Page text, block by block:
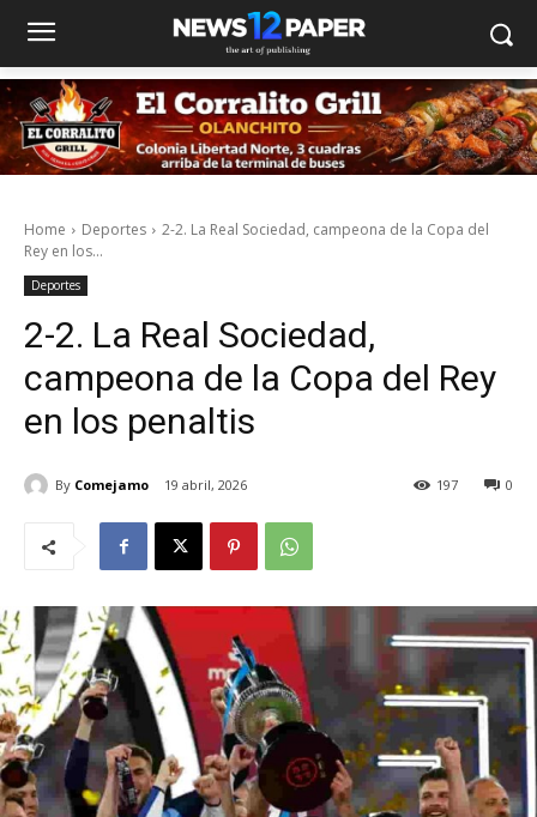
Home Deportes
2-2. La Real Sociedad, campeona de la Copa del
Rey en los...
Deportes
2-2. La Real Sociedad,
campeona de la Copa del Rey
en los penaltis
By Comejamo 19 abril, 2026 0
197